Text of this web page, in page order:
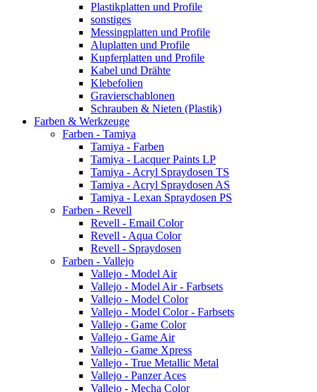
Plastikplatten und Profile
sonstiges
Messingplatten und Profile
Aluplatten und Profile
Kupferplatten und Profile
Kabel und Drähte
Klebefolien
Gravierschablonen
Schrauben & Nieten (Plastik)
Farben & Werkzeuge
Farben - Tamiya
Tamiya - Farben
Tamiya - Lacquer Paints LP
Tamiya - Acryl Spraydosen TS
Tamiya - Acryl Spraydosen AS
Tamiya - Lexan Spraydosen PS
Farben - Revell
Revell - Email Color
Revell - Aqua Color
Revell - Spraydosen
Farben - Vallejo
Vallejo - Model Air
Vallejo - Model Air - Farbsets
Vallejo - Model Color
Vallejo - Model Color - Farbsets
Vallejo - Game Color
Vallejo - Game Air
Vallejo - Game Xpress
Vallejo - True Metallic Metal
Vallejo - Panzer Aces
Vallejo - Mecha Color